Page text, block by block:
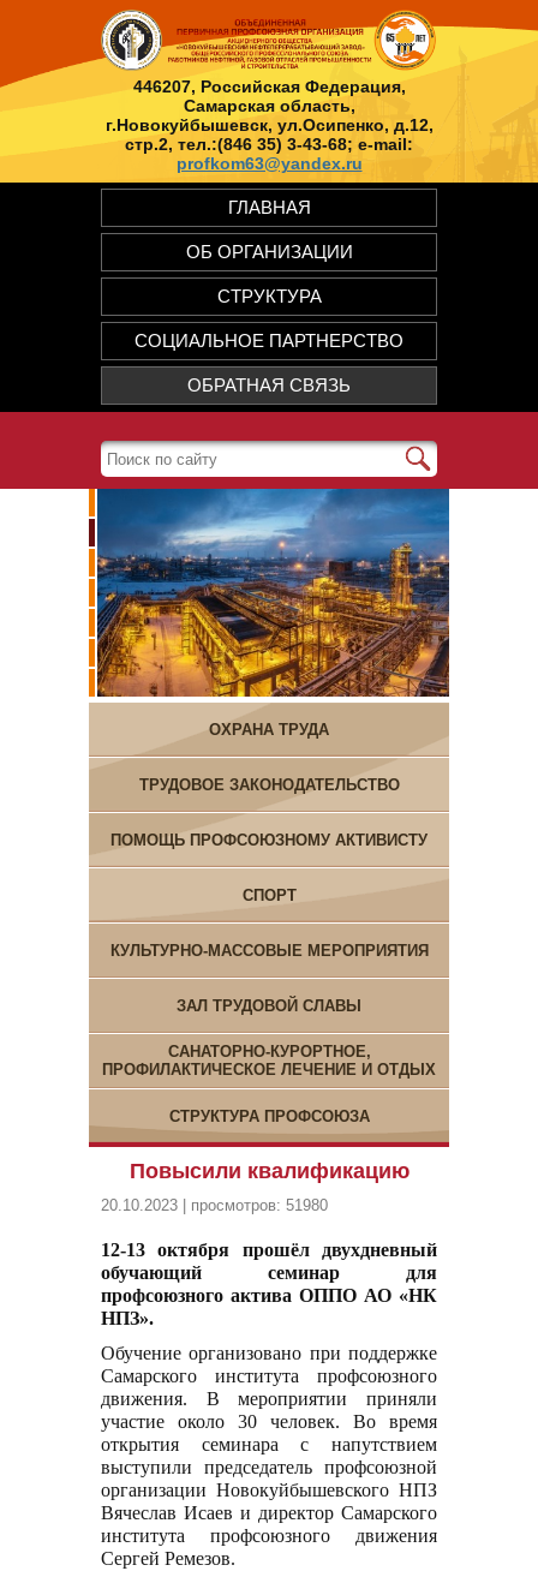
446207, Российская Федерация,
Самарская область,
г.Новокуйбышевск, ул.Осипенко, д.12,
стр.2, тел.:(846 35) 3-43-68; e-mail:
profkom63@yandex.ru
ГЛАВНАЯ
ОБ ОРГАНИЗАЦИИ
СТРУКТУРА
СОЦИАЛЬНОЕ ПАРТНЕРСТВО
ОБРАТНАЯ СВЯЗЬ
ОХРАНА ТРУДА
ТРУДОВОЕ ЗАКОНОДАТЕЛЬСТВО
ПОМОЩЬ ПРОФСОЮЗНОМУ АКТИВИСТУ
СПОРТ
КУЛЬТУРНО-МАССОВЫЕ МЕРОПРИЯТИЯ
ЗАЛ ТРУДОВОЙ СЛАВЫ
САНАТОРНО-КУРОРТНОЕ,
ПРОФИЛАКТИЧЕСКОЕ ЛЕЧЕНИЕ И ОТДЫХ
СТРУКТУРА ПРОФСОЮЗА
Повысили квалификацию
20.10.2023 | просмотров: 51980
12-13 октября прошёл двухдневный
обучающий семинар для
профсоюзного актива ОППО АО «НК
НПЗ».
Обучение организовано при поддержке
Самарского института профсоюзного
движения. В мероприятии приняли
участие около 30 человек. Во время
открытия семинара с напутствием
выступили председатель профсоюзной
организации Новокуйбышевского НПЗ
Вячеслав Исаев и директор Самарского
института профсоюзного движения
Сергей Ремезов.